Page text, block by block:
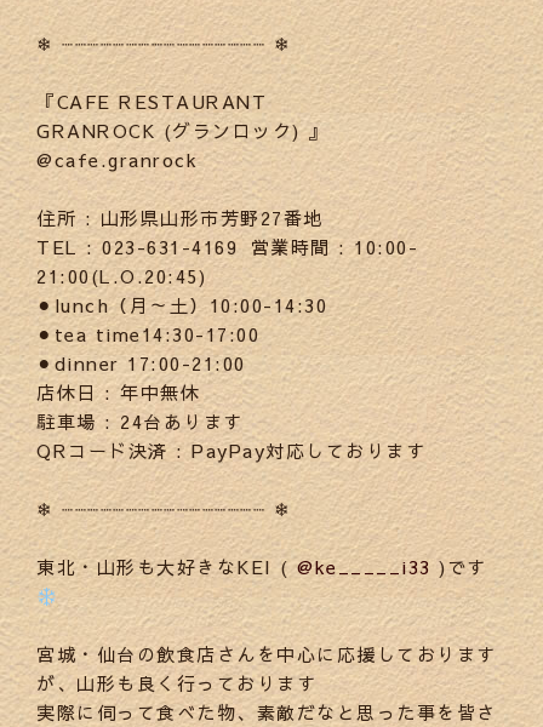
❄︎ ┈┈┈┈┈┈┈┈┈┈┈┈┈┈┈┈ ❄︎
『CAFE RESTAURANT
GRANROCK (グランロック) 』
@cafe.granrock
住所 : 山形県山形市芳野27番地
TEL : 023-631-4169 営業時間 : 10:00-
21:00(L.O.20:45)
⚫︎lunch（月～土）10:00-14:30
⚫︎tea time14:30-17:00
⚫︎dinner 17:00-21:00
店休日 : 年中無休
駐車場 : 24台あります
QRコード決済 : PayPay対応しております
❄︎ ┈┈┈┈┈┈┈┈┈┈┈┈┈┈┈┈ ❄︎
東北・山形も大好きなKEI (@ke_____i33)です
宮城・仙台の飲食店さんを中心に応援しております
が、山形も良く行っております
実際に伺って食べた物、素敵だなと思った事を皆さ